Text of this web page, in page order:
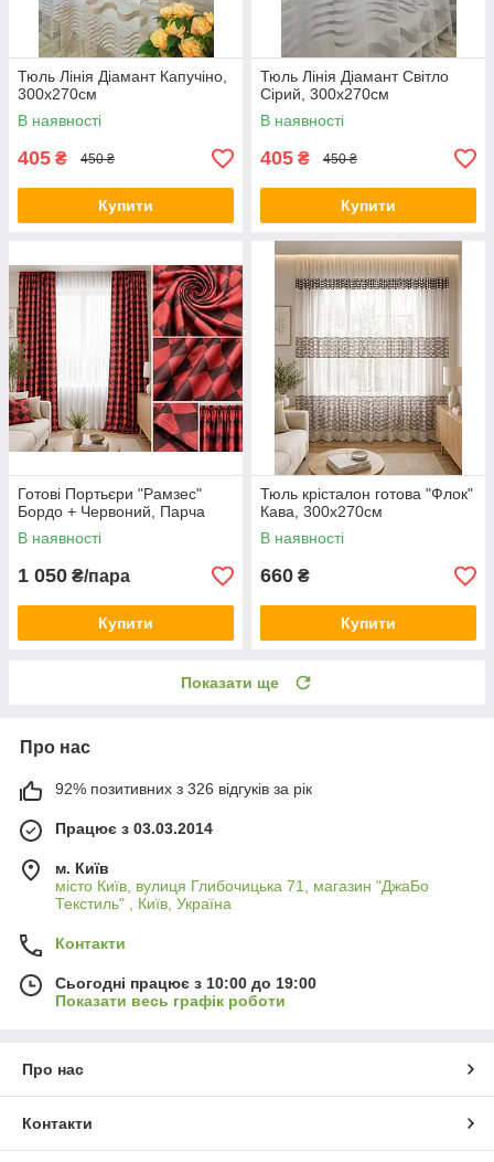
Тюль Лінія Діамант Капучіно,
300х270см
В наявності
405 ₴ 450 ₴
Купити
Тюль Лінія Діамант Світло
Сірий, 300х270см
В наявності
405 ₴ 450 ₴
Купити
Готові Портьєри "Рамзес"
Бордо + Червоний, Парча
В наявності
1 050 ₴/пара
Купити
Тюль крісталон готова "Флок"
Кава, 300х270см
В наявності
660 ₴
Купити
Показати ще
Про нас
92% позитивних з 326 відгуків за рік
Працює з 03.03.2014
м. Київ
місто Київ, вулиця Глибочицька 71, магазин "ДжаБо
Текстиль" , Київ, Україна
Контакти
Сьогодні працює з 10:00 до 19:00
Показати весь графік роботи
Про нас
Контакти